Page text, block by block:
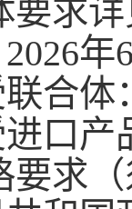
要求
2026年
合体
进口产
要求